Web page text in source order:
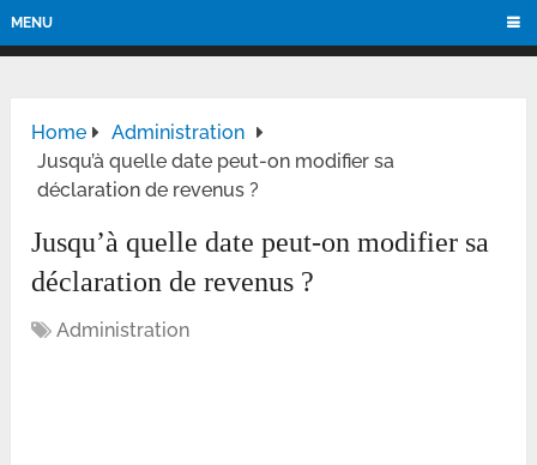
MENU
Home
Administration
Jusqu’à quelle date peut-on modifier sa
déclaration de revenus ?
Jusqu’à quelle date peut-on modifier sa
déclaration de revenus ?
Administration